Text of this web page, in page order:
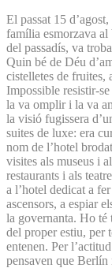
El passat 15
família esmorzava al
del passadís, va
Quin bé de Déu
cistelletes de fruites,
Impossible resistir-
la va omplir i la va
la visió fugissera
suites de luxe: era
nom de l’hotel
visites als museus i
restaurants i als
a l’hotel dedicat a
ascensors, a espiar
la governanta. Ho té
del proper estiu, per
entenen. Per
pensaven que